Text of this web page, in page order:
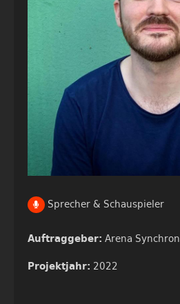
Sprecher & Schauspieler
Auftraggeber: Arena Synchron
Projektjahr: 2022